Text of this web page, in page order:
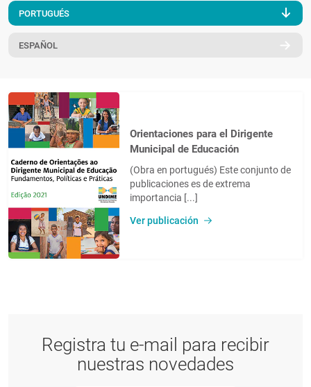
PT
PORTUGUÉS
ESPAÑOL
Orientaciones para el Dirigente
Municipal de Educación
(Obra en portugués) Este conjunto de
publicaciones es de extrema
importancia [...]
Ver publicación
Registra tu e-mail para recibir
nuestras novedades